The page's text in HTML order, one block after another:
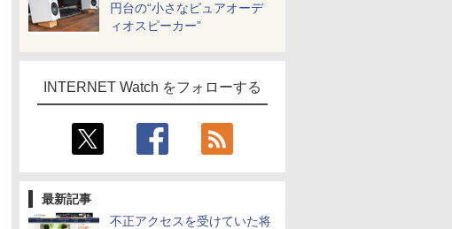
円台の“小さなピュアオーデ
ィオスピーカー”
INTERNET Watch をフォローする
最新記事
不正アクセスを受けていた将